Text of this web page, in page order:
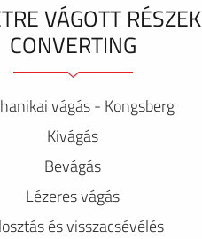
VÁGOTT RÉSZEK
CONVERTING
vágás - Kongsberg
Kivágás
Bevágás
Lézeres vágás
és visszacsévélés